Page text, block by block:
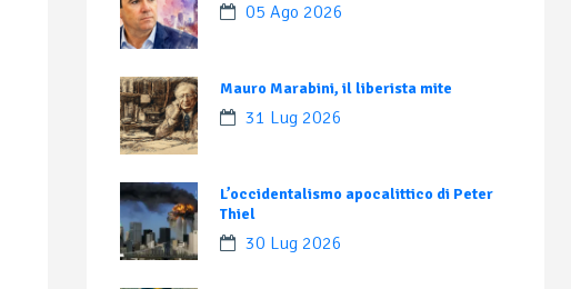
05 Ago 2026
Mauro Marabini, il liberista mite
31 Lug 2026
L’occidentalismo apocalittico di Peter
Thiel
30 Lug 2026